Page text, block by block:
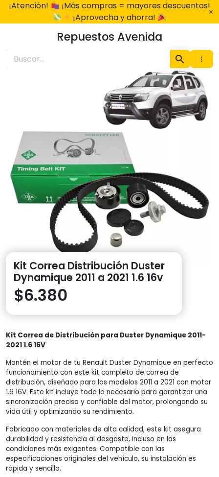
¡Atención!
¡Más compras = mayores descuentos!
¡Aprovecha y ahorra!
Repuestos Avenida
Kit Correa Distribución Duster
Dynamique 2011 a 2021 1.6 16v
$6.380
Kit Correa de Distribución para Duster Dynamique 2011-
2021 1.6 16V
Mantén el motor de tu Renault Duster Dynamique en perfecto
funcionamiento con este kit completo de correa de
distribución, diseñado para los modelos 2011 a 2021 con motor
1.6 16V. Este kit incluye todo lo necesario para garantizar una
sincronización precisa y confiable del motor, prolongando su
vida útil y optimizando su rendimiento.
Fabricado con materiales de alta calidad, este kit asegura
durabilidad y resistencia al desgaste, incluso en las
condiciones más exigentes. Compatible con las
especificaciones originales del vehículo, su instalación es
rápida y sencilla.